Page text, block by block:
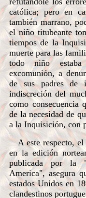
católica; pero en
también marrano,
el niño titubeante
tiempos de la
muerte para las
todo niño
excomunión, a
de sus padres de
indiscreción del
como consecuencia
de la necesidad de
a la Inquisición, con
A este respecto, el
en la edición
publicada por la
America", asegura
estados Unidos en
clandestinos